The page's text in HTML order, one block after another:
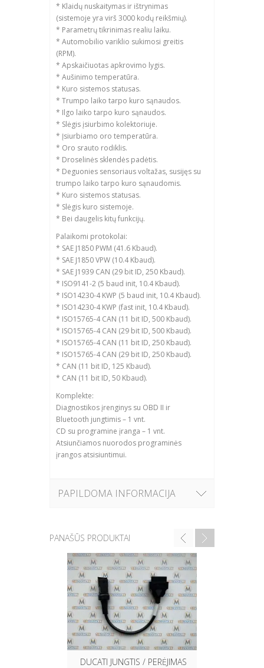
* Klaidų nuskaitymas ir ištrynimas
(sistemoje yra virš 3000 kodų reikšmių).
* Parametrų tikrinimas realiu laiku.
* Automobilio variklio sukimosi greitis
(RPM).
* Apskaičiuotas apkrovimo lygis.
* Aušinimo temperatūra.
* Kuro sistemos statusas.
* Trumpo laiko tarpo kuro sąnaudos.
* Ilgo laiko tarpo kuro sąnaudos.
* Slėgis įsiurbimo kolektoriuje.
* Įsiurbiamo oro temperatūra.
* Oro srauto rodiklis.
* Droselinės sklendės padėtis.
* Deguonies sensoriaus voltažas, susijęs su
trumpo laiko tarpo kuro sąnaudomis.
* Kuro sistemos statusas.
* Slėgis kuro sistemoje.
* Bei daugelis kitų funkcijų.
Palaikomi protokolai:
* SAE J1850 PWM (41.6 Kbaud).
* SAE J1850 VPW (10.4 Kbaud).
* SAE J1939 CAN (29 bit ID, 250 Kbaud).
* ISO9141-2 (5 baud init, 10.4 Kbaud).
* ISO14230-4 KWP (5 baud init, 10.4 Kbaud).
* ISO14230-4 KWP (fast init, 10.4 Kbaud).
* ISO15765-4 CAN (11 bit ID, 500 Kbaud).
* ISO15765-4 CAN (29 bit ID, 500 Kbaud).
* ISO15765-4 CAN (11 bit ID, 250 Kbaud).
* ISO15765-4 CAN (29 bit ID, 250 Kbaud).
* CAN (11 bit ID, 125 Kbaud).
* CAN (11 bit ID, 50 Kbaud).
Komplekte:
Diagnostikos įrenginys su OBD II ir
Bluetooth jungtimis – 1 vnt.
CD su programine įranga – 1 vnt.
Atsiunčiamos nuorodos programinės
įrangos atsisiuntimui.
PAPILDOMA INFORMACIJA
PANAŠŪS PRODUKTAI
DUCATI JUNGTIS / PERĖJIMAS